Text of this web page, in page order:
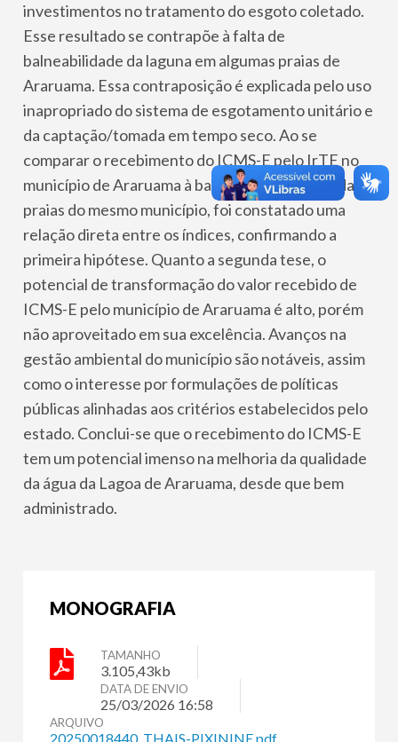
investimentos no tratamento do esgoto coletado.
Esse resultado se contrapõe à falta de
balneabilidade da laguna em algumas praias de
Araruama. Essa contraposição é explicada pelo uso
inapropriado do sistema de esgotamento unitário e
da captação/tomada em tempo seco. Ao se
comparar o recebimento do ICMS-E pelo IrTE no
município de Araruama à balneabilidade anual das
praias do mesmo município, foi constatado uma
relação direta entre os índices, confirmando a
primeira hipótese. Quanto a segunda tese, o
potencial de transformação do valor recebido de
ICMS-E pelo município de Araruama é alto, porém
não aproveitado em sua excelência. Avanços na
gestão ambiental do município são notáveis, assim
como o interesse por formulações de políticas
públicas alinhadas aos critérios estabelecidos pelo
estado. Conclui-se que o recebimento do ICMS-E
tem um potencial imenso na melhoria da qualidade
da água da Lagoa de Araruama, desde que bem
administrado.
MONOGRAFIA
TAMANHO
3.105,43kb
DATA DE ENVIO
25/03/2026 16:58
ARQUIVO
20250018440_THAIS-PIXININE.pdf